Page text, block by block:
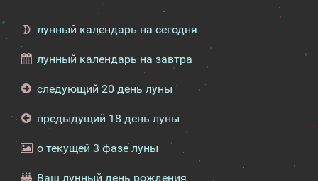
лунный календарь на сегодня
лунный календарь на завтра
следующий 20 день луны
предыдущий 18 день луны
о текущей 3 фазе луны
Ваш лунный день рождения